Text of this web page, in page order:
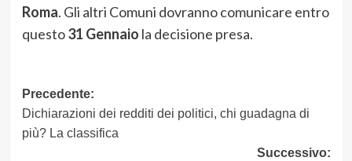
Roma. Gli altri Comuni dovranno comunicare entro
questo31 Gennaio la decisione presa.
Navigazione
articolo
Precedente:
Dichiarazioni dei redditi dei politici, chi guadagna di
più? La classifica
Successivo: